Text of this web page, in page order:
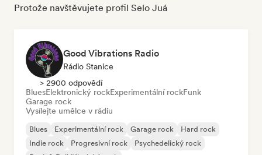
Protože navštěvujete profil Selo Juá
Good Vibrations Radio
Rádio Stanice
> 2900 odpovědí
BluesElektronický rockExperimentální rockFunk
Garage rock
Vysílejte umělce v rádiu
Blues Experimentální rock Garage rock
Hard rock
Indie rock
Progresivní rock
Psychedelický rock